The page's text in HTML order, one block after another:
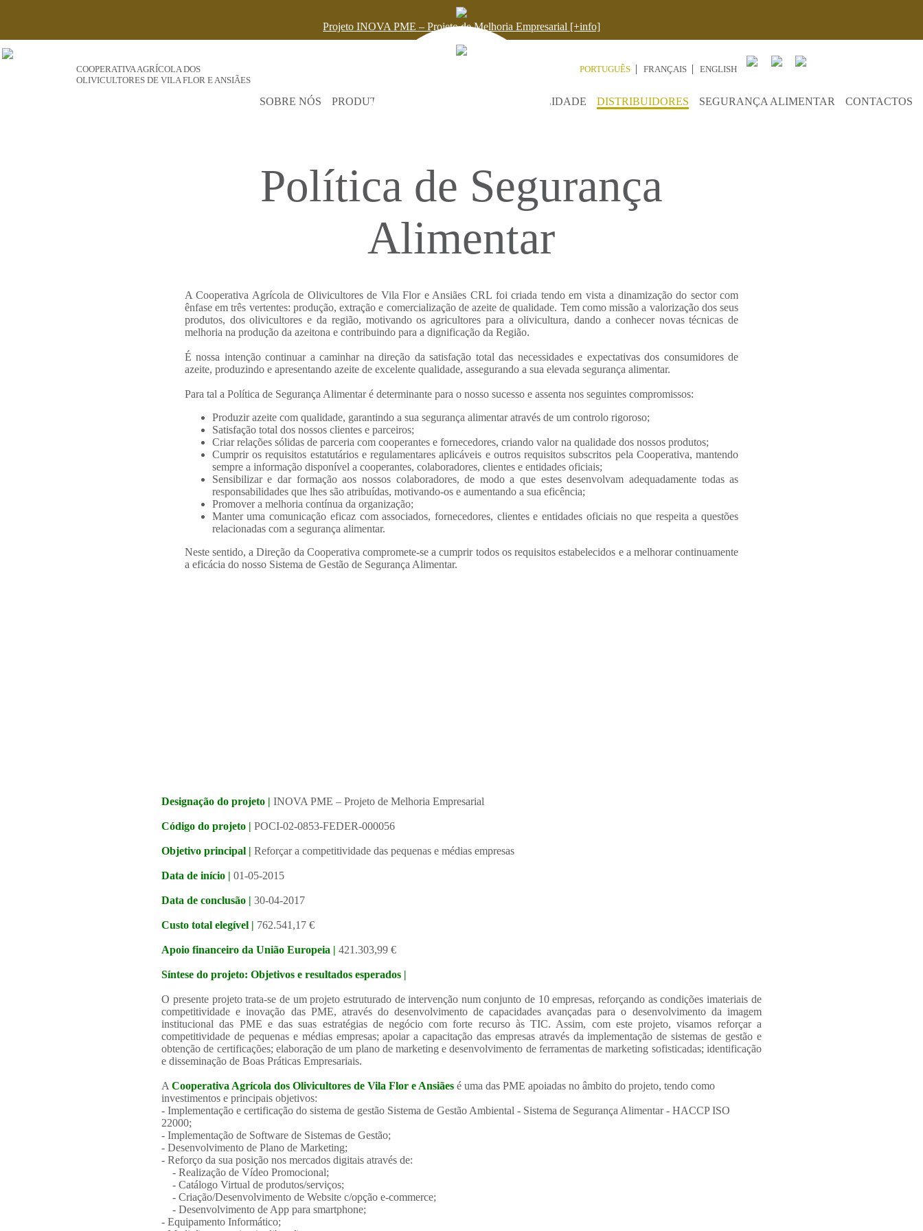
Projeto INOVA PME – Projeto de Melhoria Empresarial [+info]
COOPERATIVA AGRÍCOLA DOS
OLIVICULTORES DE VILA FLOR E ANSIÃES
PORTUGUÊS FRANÇAIS ENGLISH
SOBRE NÓS PRODUTOS ATUALIDADE DISTRIBUIDORES SEGURANÇA ALIMENTAR CONTACTOS
Política de Segurança
Alimentar
A Cooperativa Agrícola de Olivicultores de Vila Flor e Ansiães CRL foi criada tendo em vista a dinamização do sector com
ênfase em três vertentes: produção, extração e comercialização de azeite de qualidade. Tem como missão a valorização dos seus
produtos, dos olivicultores e da região, motivando os agricultores para a olivicultura, dando a conhecer novas técnicas de
melhoria na produção da azeitona e contribuindo para a dignificação da Região.
É nossa intenção continuar a caminhar na direção da satisfação total das necessidades e expectativas dos consumidores de
azeite, produzindo e apresentando azeite de excelente qualidade, assegurando a sua elevada segurança alimentar.
Para tal a Política de Segurança Alimentar é determinante para o nosso sucesso e assenta nos seguintes compromissos:
Produzir azeite com qualidade, garantindo a sua segurança alimentar através de um controlo rigoroso;
Satisfação total dos nossos clientes e parceiros;
Criar relações sólidas de parceria com cooperantes e fornecedores, criando valor na qualidade dos nossos produtos;
Cumprir os requisitos estatutários e regulamentares aplicáveis e outros requisitos subscritos pela Cooperativa, mantendo
sempre a informação disponível a cooperantes, colaboradores, clientes e entidades oficiais;
Sensibilizar e dar formação aos nossos colaboradores, de modo a que estes desenvolvam adequadamente todas as
responsabilidades que lhes são atribuídas, motivando-os e aumentando a sua eficência;
Promover a melhoria contínua da organização;
Manter uma comunicação eficaz com associados, fornecedores, clientes e entidades oficiais no que respeita a questões
relacionadas com a segurança alimentar.
Neste sentido, a Direção da Cooperativa compromete-se a cumprir todos os requisitos estabelecidos e a melhorar continuamente
a eficácia do nosso Sistema de Gestão de Segurança Alimentar.
Designação do projeto |INOVA PME – Projeto de Melhoria Empresarial
Código do projeto |POCI-02-0853-FEDER-000056
Objetivo principal |Reforçar a competitividade das pequenas e médias empresas
Data de início |01-05-2015
Data de conclusão |30-04-2017
Custo total elegível | 762.541,17 €
Apoio financeiro da União Europeia |421.303,99 €
Síntese do projeto: Objetivos e resultados esperados |
O presente projeto trata-se de um projeto estruturado de intervenção num conjunto de 10 empresas, reforçando as condições imateriais de
competitividade e inovação das PME, através do desenvolvimento de capacidades avançadas para o desenvolvimento da imagem
institucional das PME e das suas estratégias de negócio com forte recurso às TIC. Assim, com este projeto, visamos reforçar a
competitividade de pequenas e médias empresas; apoiar a capacitação das empresas através da implementação de sistemas de gestão e
obtenção de certificações; elaboração de um plano de marketing e desenvolvimento de ferramentas de marketing sofisticadas; identificação
e disseminação de Boas Práticas Empresariais.
ACooperativa Agrícola dos Olivicultores de Vila Flor e Ansiães é uma das PME apoiadas no âmbito do projeto, tendo como
investimentos e principais objetivos:
- Implementação e certificação do sistema de gestão Sistema de Gestão Ambiental - Sistema de Segurança Alimentar - HACCP ISO
22000;
- Implementação de Software de Sistemas de Gestão;
- Desenvolvimento de Plano de Marketing;
- Reforço da sua posição nos mercados digitais através de:
- Realização de Vídeo Promocional;
- Catálogo Virtual de produtos/serviços;
- Criação/Desenvolvimento de Website c/opção e-commerce;
- Desenvolvimento de App para smartphone;
- Equipamento Informático;